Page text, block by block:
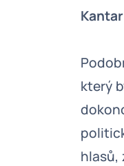
který
hlasů,